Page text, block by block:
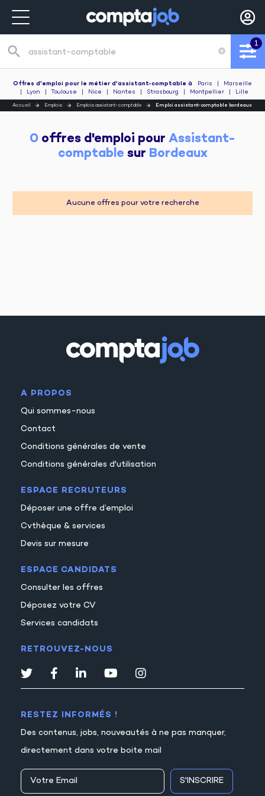
Recherche de poste
search cancel
1
Offres d'emploi pour le métier d'assistant-comptable à Paris
Marseille
Lyon Toulouse Nice Nantes Strasbourg Montpellier Lille
Accueil Emplois Emplois assistant-comptable Emploi assistant-comptable bordeaux
0 offres d'emploi pour Assistant-
comptable sur Bordeaux
Aucune offres pour votre recherche
A PROPOS
Qui sommes-nous
Contact
Conditions générales de vente
Conditions générales d'utilisation
ESPACE RECRUTEURS
Déposer une offre d’emploi
Cvthèque & services
Devis sur mesure
ESPACE CANDIDATS
Consulter les offres
Déposez votre CV
Services candidats
RETROUVEZ-NOUS
RESTEZ INFORMÉS !
Des contenus, jobs, nouveautés à ne pas manquer,
directement dans votre boite mail
S'INSCRIRE